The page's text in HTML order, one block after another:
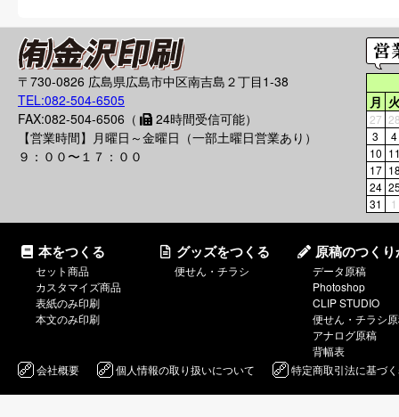
〒730-0826 広島県広島市中区南吉島２丁目1-38
TEL:082-504-6505
FAX:082-504-6506（
24時間受信可能）
【営業時間】月曜日～金曜日（一部土曜日営業あり）
９：００〜１７：００
月
27
3
4
10
17
24
31
1
本をつくる
セット商品
カスタマイズ商品
表紙のみ印刷
本文のみ印刷
グッズをつくる
便せん・チラシ
原稿のつく
データ原稿
Photoshop
CLIP STUDIO
便せん・チラシ
アナログ原稿
背幅表
会社概要
個人情報の取り扱いについて 特定商取引法に基づ